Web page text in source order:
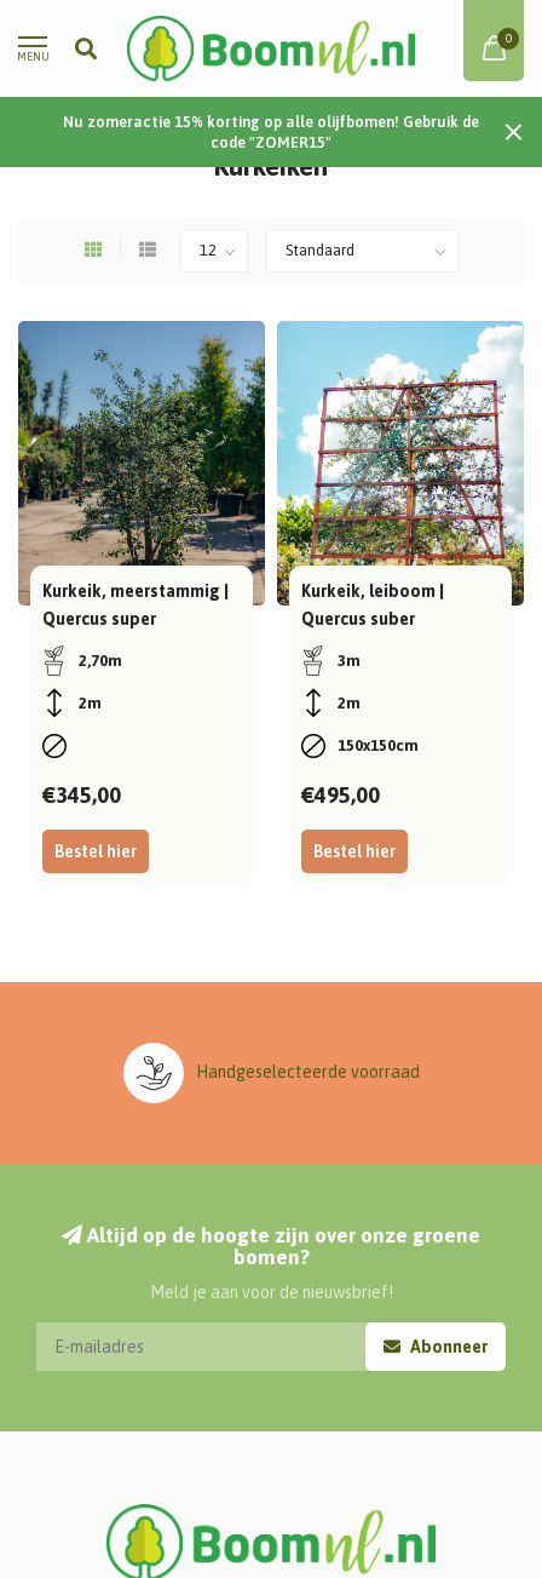
MENU
0
Nu zomeractie 15% korting op alle olijfbomen! Gebruik de
code "ZOMER15"
Home / Steen- en kurkeiken / Kurkeiken
Kurkeiken
Kurkeik, meerstammig |
Quercus super
2,70m
2m
Bestel hier
€345,00
Kurkeik, leiboom |
Quercus suber
3m
2m
150x150cm
Bestel hier
€495,00
Handgeselecteerde voorraad
Altijd op de hoogte zijn over onze groene
bomen?
Meld je aan voor de nieuwsbrief!
Abonneer